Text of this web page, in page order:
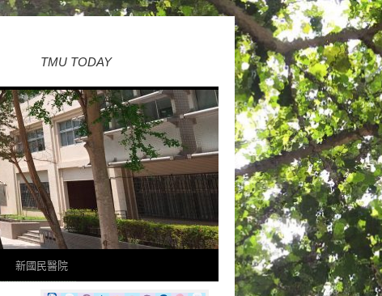
TMU TODAY
新國民醫院